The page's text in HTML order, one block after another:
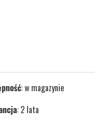
w magazynie
: 2 lata